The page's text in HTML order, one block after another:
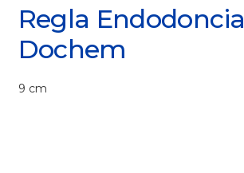
Regla Endodoncia
Dochem
9 cm